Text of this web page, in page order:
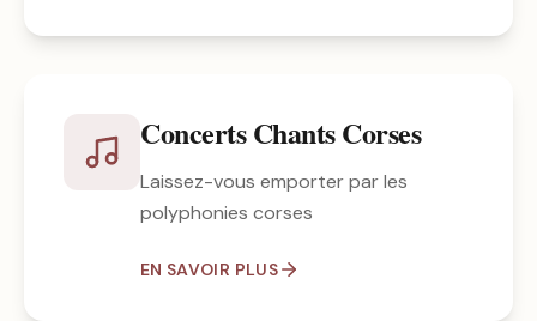
Concerts Chants Corses
Laissez-vous emporter par les
polyphonies corses
EN SAVOIR PLUS